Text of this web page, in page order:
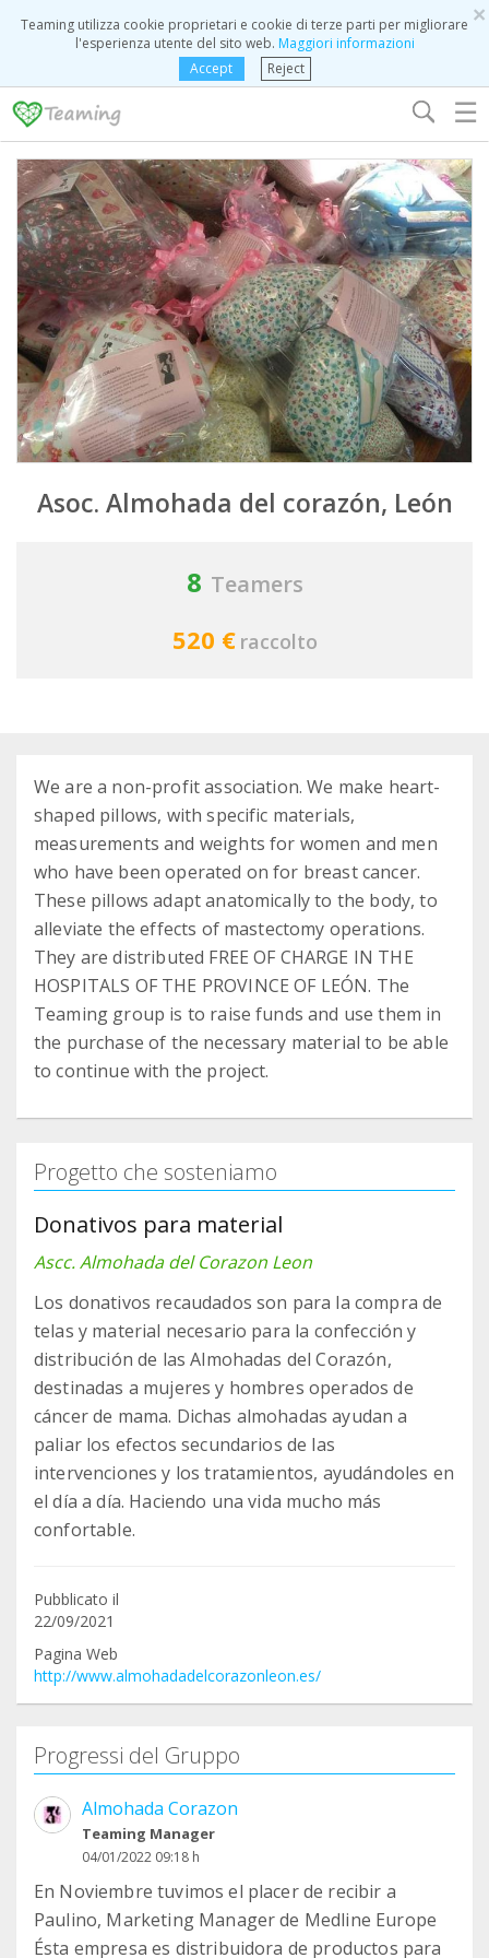
×
Teaming utilizza cookie proprietari e cookie di terze parti per migliorare
l'esperienza utente del sito web. Maggiori informazioni
Accept
Reject
☰
Asoc. Almohada del corazón, León
8 Teamers
520 € raccolto
We are a non-profit association. We make heart-
shaped pillows, with specific materials,
measurements and weights for women and men
who have been operated on for breast cancer.
These pillows adapt anatomically to the body, to
alleviate the effects of mastectomy operations.
They are distributed FREE OF CHARGE IN THE
HOSPITALS OF THE PROVINCE OF LEÓN. The
Teaming group is to raise funds and use them in
the purchase of the necessary material to be able
to continue with the project.
Progetto che sosteniamo
Donativos para material
Ascc. Almohada del Corazon Leon
Los donativos recaudados son para la compra de
telas y material necesario para la confección y
distribución de las Almohadas del Corazón,
destinadas a mujeres y hombres operados de
cáncer de mama. Dichas almohadas ayudan a
paliar los efectos secundarios de las
intervenciones y los tratamientos, ayudándoles en
el día a día. Haciendo una vida mucho más
confortable.
Pubblicato il
22/09/2021
Pagina Web
http://www.almohadadelcorazonleon.es/
Progressi del Gruppo
Almohada Corazon
Teaming Manager
04/01/2022 09:18 h
En Noviembre tuvimos el placer de recibir a
Paulino, Marketing Manager de Medline Europe
Ésta empresa es distribuidora de productos para